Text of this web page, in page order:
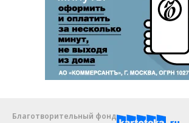
Благотворительный фонд